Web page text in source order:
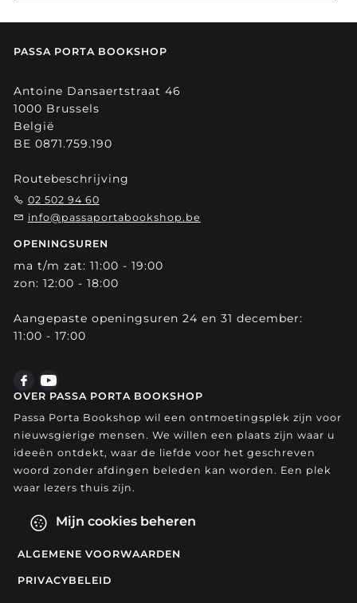
PASSA PORTA BOOKSHOP
Antoine Dansaertstraat 46
1000 Brussels
België
BE 0871.759.190
Routebeschrijving
02 502 94 60
info@passaportabookshop.be
OPENINGSUREN
ma t/m zat: 11:00 - 19:00
zon: 12:00 - 18:00
Aangepaste openingsuren 24 en 31 december:
11:00 - 17:00
OVER PASSA PORTA BOOKSHOP
Passa Porta Bookshop wil een ontmoetingsplek zijn voor
nieuwsgierige mensen. We willen een plaats zijn waar u
ideeën ontdekt, waar de liefde voor het geschreven
woord zonder afdingen beleden kan worden. Een plek
waar lezers thuis zijn.
Mijn cookies beheren
ALGEMENE VOORWAARDEN
PRIVACYBELEID